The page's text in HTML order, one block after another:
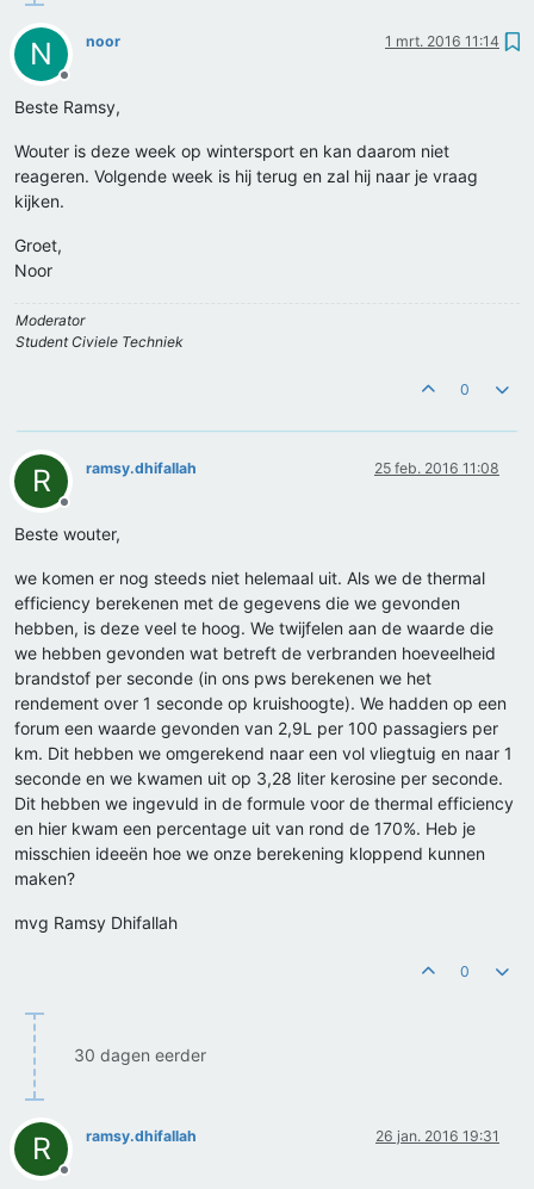
N
Offline
noor 1 mrt. 2016 11:14
Beste Ramsy,
Wouter is deze week op wintersport en kan daarom niet
reageren. Volgende week is hij terug en zal hij naar je vraag
kijken.
Groet,
Noor
Moderator
Student Civiele Techniek
0
R
Offline
ramsy.dhifallah 25 feb. 2016 11:08
Beste wouter,
we komen er nog steeds niet helemaal uit. Als we de thermal
efficiency berekenen met de gegevens die we gevonden
hebben, is deze veel te hoog. We twijfelen aan de waarde die
we hebben gevonden wat betreft de verbranden hoeveelheid
brandstof per seconde (in ons pws berekenen we het
rendement over 1 seconde op kruishoogte). We hadden op een
forum een waarde gevonden van 2,9L per 100 passagiers per
km. Dit hebben we omgerekend naar een vol vliegtuig en naar 1
seconde en we kwamen uit op 3,28 liter kerosine per seconde.
Dit hebben we ingevuld in de formule voor de thermal efficiency
en hier kwam een percentage uit van rond de 170%. Heb je
misschien ideeën hoe we onze berekening kloppend kunnen
maken?
mvg Ramsy Dhifallah
0
30 dagen eerder
R
Offline
ramsy.dhifallah 26 jan. 2016 19:31